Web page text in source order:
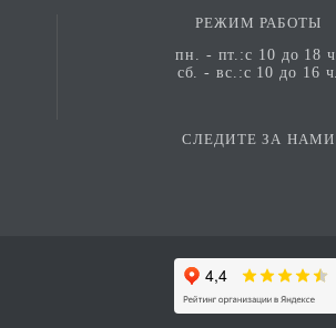
РЕЖИМ РАБОТЫ
пн. - пт.:с 10 до 18 ч.
сб. - вс.:с 10 до 16 ч.
СЛЕДИТЕ ЗА НАМИ